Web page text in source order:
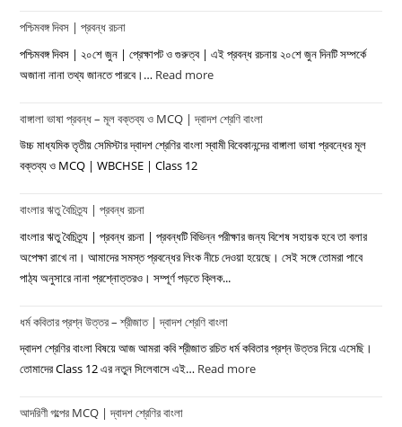
পশ্চিমবঙ্গ দিবস | প্রবন্ধ রচনা
পশ্চিমবঙ্গ দিবস | ২০শে জুন | প্রেক্ষাপট ও গুরুত্ব | এই প্রবন্ধ রচনায় ২০শে জুন দিনটি সম্পর্কে
অজানা নানা তথ্য জানতে পারবে।… Read more:
দিবস
|
বাঙ্গালা ভাষা প্রবন্ধ – মূল বক্তব্য ও MCQ | দ্বাদশ শ্রেণি বাংলা
উচ্চ মাধ্যমিক তৃতীয় সেমিস্টার দ্বাদশ শ্রেণির বাংলা স্বামী বিবেকানন্দের বাঙ্গালা ভাষা প্রবন্ধের মূল
বক্তব্য ও MCQ | WBCHSE | Class 12
বাংলার ঋতু বৈচিত্র্য | প্রবন্ধ রচনা
বাংলার ঋতু বৈচিত্র্য | প্রবন্ধ রচনা | প্রবন্ধটি বিভিন্ন পরীক্ষার জন্য বিশেষ সহায়ক হবে তা বলার
অপেক্ষা রাখে না। আমাদের সমস্ত প্রবন্ধের লিংক নীচে দেওয়া হয়েছে। সেই সঙ্গে তোমরা পাবে
পাঠ্য অনুসারে নানা প্রশ্নোত্তরও। সম্পূর্ণ পড়তে ক্লিক...
ধর্ম কবিতার প্রশ্ন উত্তর – শ্রীজাত | দ্বাদশ শ্রেণি বাংলা
দ্বাদশ শ্রেণির বাংলা বিষয়ে আজ আমরা কবি শ্রীজাত রচিত ধর্ম কবিতার প্রশ্ন উত্তর নিয়ে এসেছি।
তোমাদের Class 12 এর নতুন সিলেবাসে এই… Read more:
আদরিণী গল্পের MCQ | দ্বাদশ শ্রেণির বাংলা